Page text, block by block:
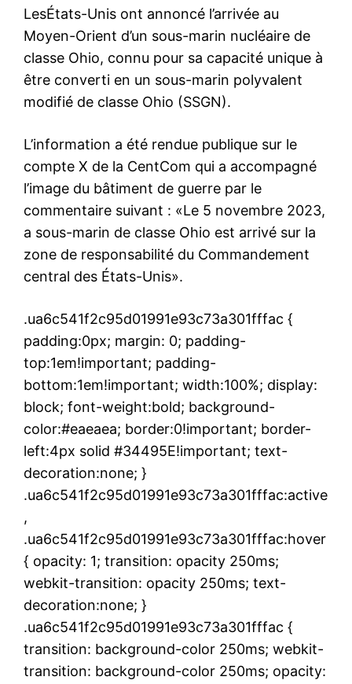
LesÉtats-Unis ont annoncé l’arrivée au
Moyen-Orient d’un sous-marin nucléaire de
classe Ohio, connu pour sa capacité unique à
être converti en un sous-marin polyvalent
modifié de classe Ohio (SSGN).
L’information a été rendue publique sur le
compte X de la CentCom qui a accompagné
l’image du bâtiment de guerre par le
commentaire suivant : «Le 5 novembre 2023,
a sous-marin de classe Ohio est arrivé sur la
zone de responsabilité du Commandement
central des États-Unis».
.ua6c541f2c95d01991e93c73a301fffac {
padding:0px; margin: 0; padding-
top:1em!important; padding-
bottom:1em!important; width:100%; display:
block; font-weight:bold; background-
color:#eaeaea; border:0!important; border-
left:4px solid #34495E!important; text-
decoration:none; }
.ua6c541f2c95d01991e93c73a301fffac:active
,
.ua6c541f2c95d01991e93c73a301fffac:hover
{ opacity: 1; transition: opacity 250ms;
webkit-transition: opacity 250ms; text-
decoration:none; }
.ua6c541f2c95d01991e93c73a301fffac {
transition: background-color 250ms; webkit-
transition: background-color 250ms; opacity: